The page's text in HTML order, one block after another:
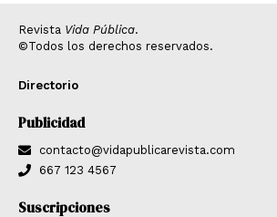
Revista Vida Pública.
©Todos los derechos reservados.
Directorio
Publicidad
contacto@vidapublicarevista.com
667 123 4567
Suscripciones